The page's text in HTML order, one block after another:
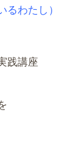
るわたし）
践講座